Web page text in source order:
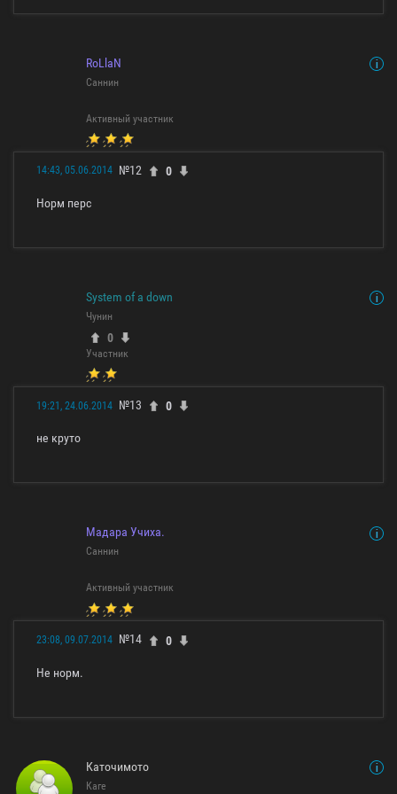
RoLlaN
Саннин
Активный участник
14:43, 05.06.2014 №12 0
Норм перс
System of a down
Чунин
0
Участник
19:21, 24.06.2014 №13 0
не круто
Мaдaрa Учиха.
Саннин
Активный участник
23:08, 09.07.2014 №14 0
Не норм.
Каточимото
Каге